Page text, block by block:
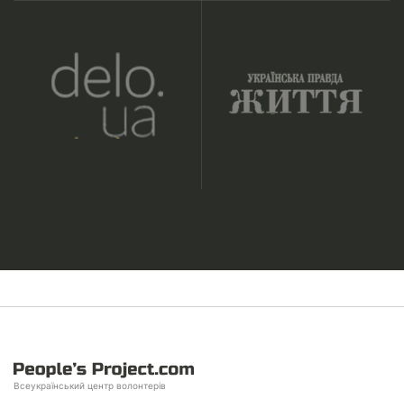
Всеукраїнський центр волонтерів